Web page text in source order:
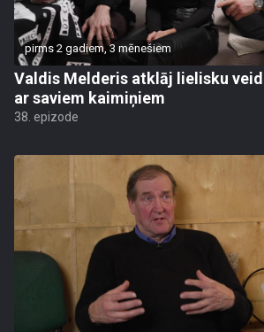
pirms 2 gadiem, 3 mēnešiem
Valdis Melderis atklāj lielisku
ar saviem kaimiņiem
38. epizode